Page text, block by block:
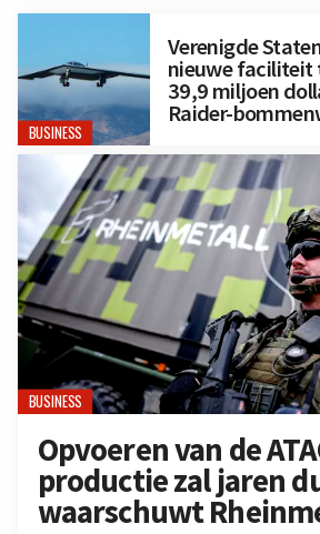
BUSINESS
Verenigde
nieuwe faciliteit
39,9 miljoen
Raider-
BUSINESS
Opvoeren van de
productie zal jaren
waarschuwt